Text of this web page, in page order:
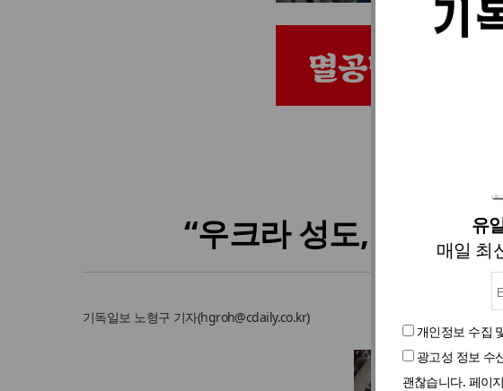
유
매일 최
개인정보 수집
광고성 정보 수
괜찮습니다. 페이
“우크라 성도, 교회 건
기독일보 노형구 기자(hgroh@cdaily.co.kr)